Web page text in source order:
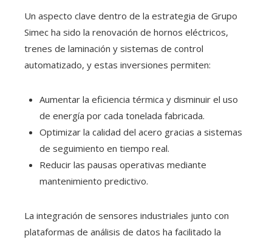
Un aspecto clave dentro de la estrategia de Grupo
Simec ha sido la renovación de hornos eléctricos,
trenes de laminación y sistemas de control
automatizado, y estas inversiones permiten:
Aumentar la eficiencia térmica y disminuir el uso
de energía por cada tonelada fabricada.
Optimizar la calidad del acero gracias a sistemas
de seguimiento en tiempo real.
Reducir las pausas operativas mediante
mantenimiento predictivo.
La integración de sensores industriales junto con
plataformas de análisis de datos ha facilitado la